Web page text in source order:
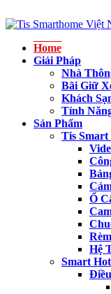
Home
Giải Pháp
Nhà
Bãi Giữ
Khách
Tính
Sản Phẩm
Tis Smart
Ổ
Hệ
Smart